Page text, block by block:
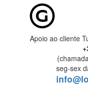
Apoio ao cliente
seg-sex